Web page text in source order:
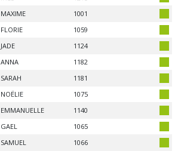
MAXIME
1001
FLORIE
1059
JADE
1124
ANNA
1182
SARAH
1181
NOËLIE
1075
EMMANUELLE
1140
GAEL
1065
SAMUEL 1066